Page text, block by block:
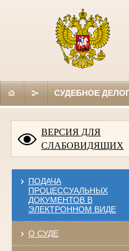
СУДЕБНОЕ
ВЕРСИЯ ДЛЯ
СЛАБОВИДЯЩИХ
ПОДАЧА
ПРОЦЕССУАЛЬНЫХ
ДОКУМЕНТОВ В
ЭЛЕКТРОННОМ ВИДЕ
О СУДЕ